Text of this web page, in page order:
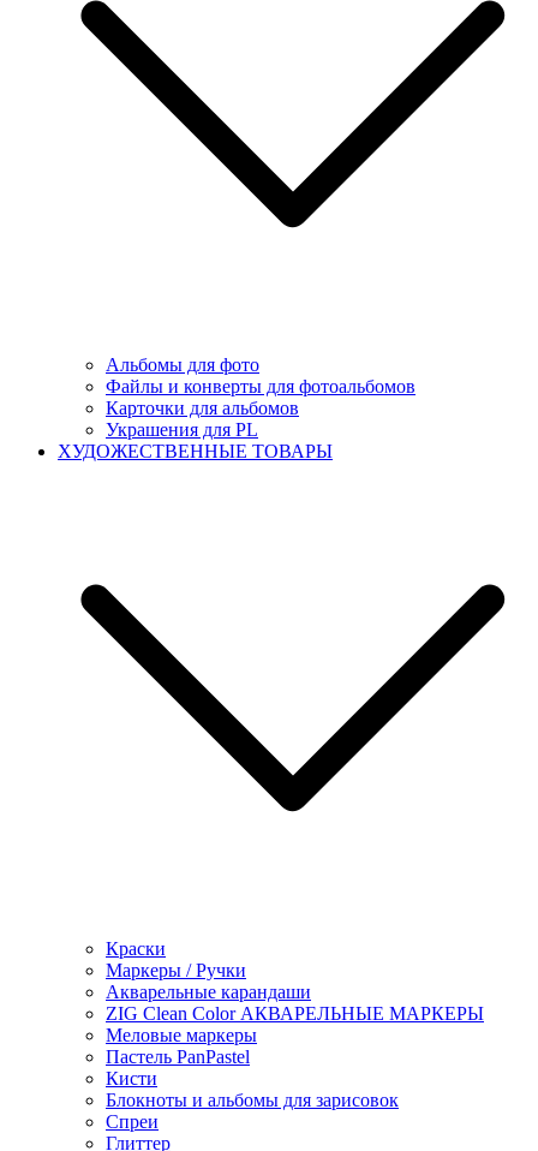
Альбомы для фото
Файлы и конверты для фотоальбомов
Карточки для альбомов
Украшения для PL
ХУДОЖЕСТВЕННЫЕ ТОВАРЫ
Краски
Маркеры / Ручки
Акварельные карандаши
ZIG Clean Color АКВАРЕЛЬНЫЕ МАРКЕРЫ
Меловые маркеры
Пастель PanPastel
Кисти
Блокноты и альбомы для зарисовок
Спреи
Глиттер